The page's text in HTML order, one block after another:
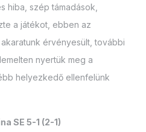
hiba, szép támadások,
a játékot, ebben az
érvényesült, további
nyertük meg a
helyezkedő ellenfelünk
SE 5-1 (2-1)